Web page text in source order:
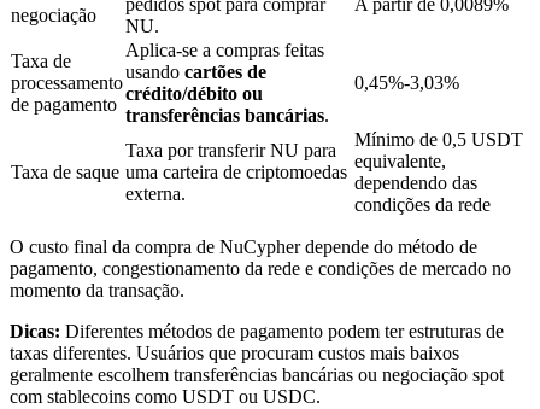
Serviço de empréstimo apoiado por criptografia
negociação
pedidos spot para comprar
NU.
A partir de 0,0089%
Taxa de
processamento
de pagamento
Aplica-se a compras feitas
usando cartões de
crédito/débito ou
transferências bancárias.
0,45%-3,03%
Taxa de saque
Taxa por transferir NU para
uma carteira de criptomoedas
externa.
Mínimo de 0,5 USDT
equivalente,
dependendo das
condições da rede
O custo final da compra de NuCypher depende do método de
pagamento, congestionamento da rede e condições de mercado no
momento da transação.
Dicas: Diferentes métodos de pagamento podem ter estruturas de
taxas diferentes. Usuários que procuram custos mais baixos
geralmente escolhem transferências bancárias ou negociação spot
com stablecoins como USDT ou USDC.